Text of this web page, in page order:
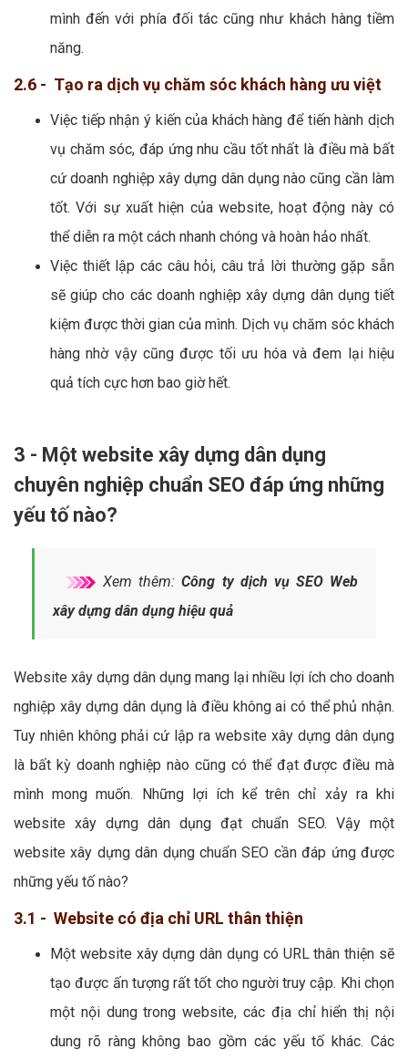
mình đến với phía đối tác cũng như khách hàng tiềm
năng.
2.6 - Tạo ra dịch vụ chăm sóc khách hàng ưu việt
Việc tiếp nhận ý kiến của khách hàng để tiến hành dịch
vụ chăm sóc, đáp ứng nhu cầu tốt nhất là điều mà bất
cứ doanh nghiệp xây dựng dân dụng nào cũng cần làm
tốt. Với sự xuất hiện của website, hoạt động này có
thể diễn ra một cách nhanh chóng và hoàn hảo nhất.
Việc thiết lập các câu hỏi, câu trả lời thường gặp sẵn
sẽ giúp cho các doanh nghiệp xây dựng dân dụng tiết
kiệm được thời gian của mình. Dịch vụ chăm sóc khách
hàng nhờ vậy cũng được tối ưu hóa và đem lại hiệu
quả tích cực hơn bao giờ hết.
3 - Một website xây dựng dân dụng
chuyên nghiệp chuẩn SEO đáp ứng những
yếu tố nào?
Xem thêm:Công ty dịch vụ SEO Web
xây dựng dân dụng hiệu quả
Website xây dựng dân dụng mang lại nhiều lợi ích cho doanh
nghiệp xây dựng dân dụng là điều không ai có thể phủ nhận.
Tuy nhiên không phải cứ lập ra website xây dựng dân dụng
là bất kỳ doanh nghiệp nào cũng có thể đạt được điều mà
mình mong muốn. Những lợi ích kể trên chỉ xảy ra khi
website xây dựng dân dụng đạt chuẩn SEO. Vậy một
website xây dựng dân dụng chuẩn SEO cần đáp ứng được
những yếu tố nào?
3.1 - Website có địa chỉ URL thân thiện
Một website xây dựng dân dụng có URL thân thiện sẽ
tạo được ấn tượng rất tốt cho người truy cập. Khi chọn
một nội dung trong website, các địa chỉ hiển thị nội
dung rõ ràng không bao gồm các yếu tố khác. Các